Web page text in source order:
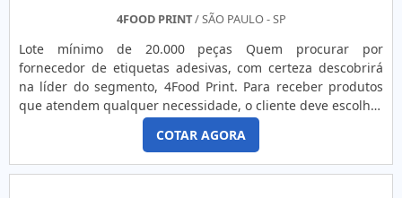
motivos para a GID - Soluções em Adesivos ter se tornado
confiança e serviços de qualidade. Alguns desses motivos
são: Equipe multidisciplinar de consultores associados;
Profissionais com vasta experiência na área de atuação;
Equipe de alta qualidade; Escritório de alta qualidade onde
são realizadas as atividades; Sala de treinamento com
materiais sofisticados; Equipamentos de última
geração. EFICIÊNCIA E QUALIDADE COMPROVADANa GID -
4FOOD PRINT/ SÃO PAULO - SP
Lote mínimo de 20.000 peças Quem procurar por
fornecedor de etiquetas adesivas, com certeza descobrirá
na líder do segmento, 4Food Print. Para receber produtos
que atendem qualquer necessidade, o cliente deve escolher
uma organização que se destaque por um bom suporte
pré-venda e tenha ampla experiência no ramo.Quando a
temática é fornecedor de etiquetas adesivas, com a 4Food
Print o cliente obterá precisão e comprometimento com o
COTAR AGORA